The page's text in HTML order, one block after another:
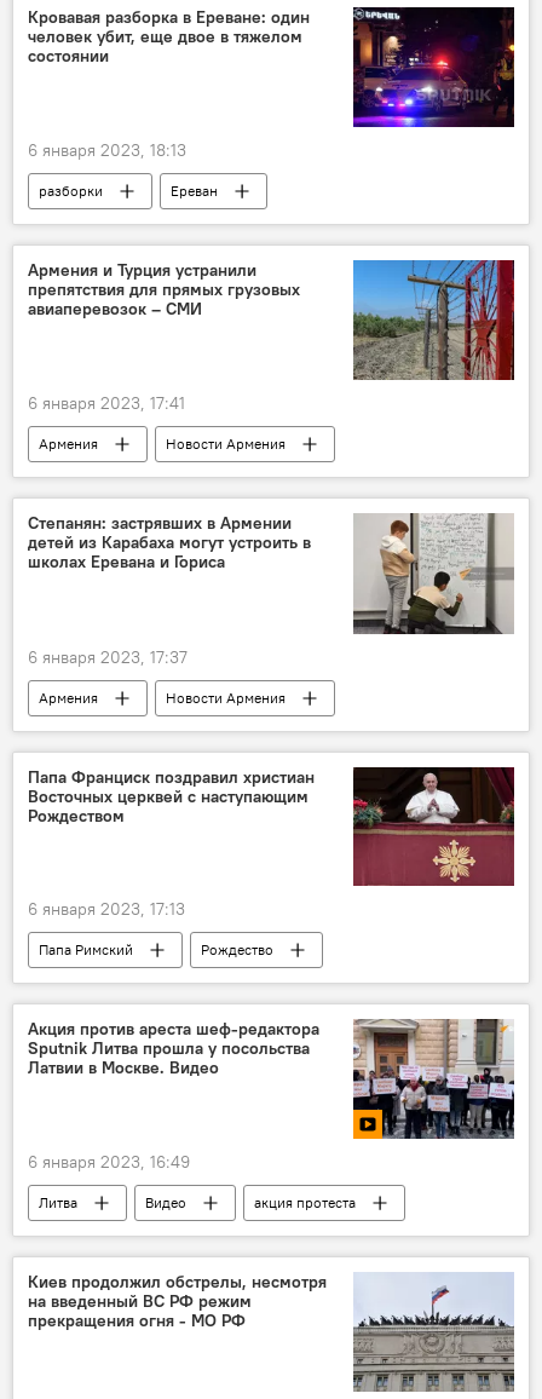
Кровавая разборка в Ереване: один
человек убит, еще двое в тяжелом
состоянии
6 января 2023, 18:13
разборки
Ереван
Происшествия и инциденты в Ереване
Армения
Новости Армения
Армения и Турция устранили
препятствия для прямых грузовых
авиаперевозок – СМИ
6 января 2023, 17:41
Армения
Новости Армения
Политика
Турция
СМИ
перевозки
Степанян: застрявших в Армении
детей из Карабаха могут устроить в
школах Еревана и Гориса
6 января 2023, 17:37
Армения
Новости Армения
Нагорный Карабах
дети
омбудсмен
Ереван
Горис
Папа Франциск поздравил христиан
Восточных церквей с наступающим
Рождеством
6 января 2023, 17:13
Папа Римский
Рождество
христиане
Акция против ареста шеф-редактора
Sputnik Литва прошла у посольства
Латвии в Москве. Видео
6 января 2023, 16:49
Литва Видео
акция протеста
Sputnik
Киев продолжил обстрелы, несмотря
на введенный ВС РФ режим
прекращения огня - МО РФ